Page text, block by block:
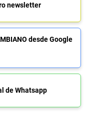
newsletter
desde Google
de Whatsapp